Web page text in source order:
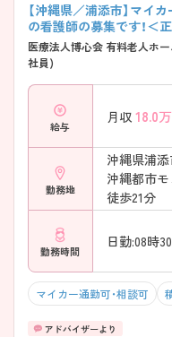
【沖縄県／浦添市】マイ
の看護師の募集です！＜
医療法人博心会 有料老人ホ
社員)
給与
月収 18.0
勤務地
沖縄県浦
沖縄都市モ
徒歩21分
勤務時間
日勤:08時
マイカー通勤可・相談可